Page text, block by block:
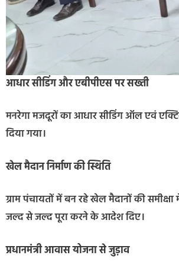
आधार सीडिंग और एबीपीएस पर सख्ती
मनरेगा मजदूरों का आधार सीडिंग ऑल एवं
दिया गया।
खेल मैदान निर्माण की स्थिति
ग्राम पंचायतों में बन रहे खेल मैदानों की
जल्द से जल्द पूरा करने के आदेश दिए।
प्रधानमंत्री आवास योजना से जुड़ाव